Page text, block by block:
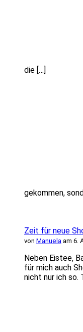
die […]
gekommen,
Zeit für neue
von Manuela am 6.
Neben Eistee,
für mich auch
nicht nur ich so.